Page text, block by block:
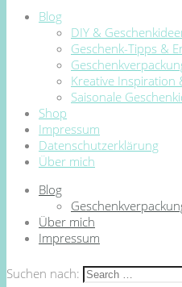
Blog
DIY &
Geschenk-Tipps &
Kreative Inspiration
Saisonale
Shop
Impressum
Datenschutzerklärung
Über mich
Blog
Über mich
Impressum
Suchen nach: